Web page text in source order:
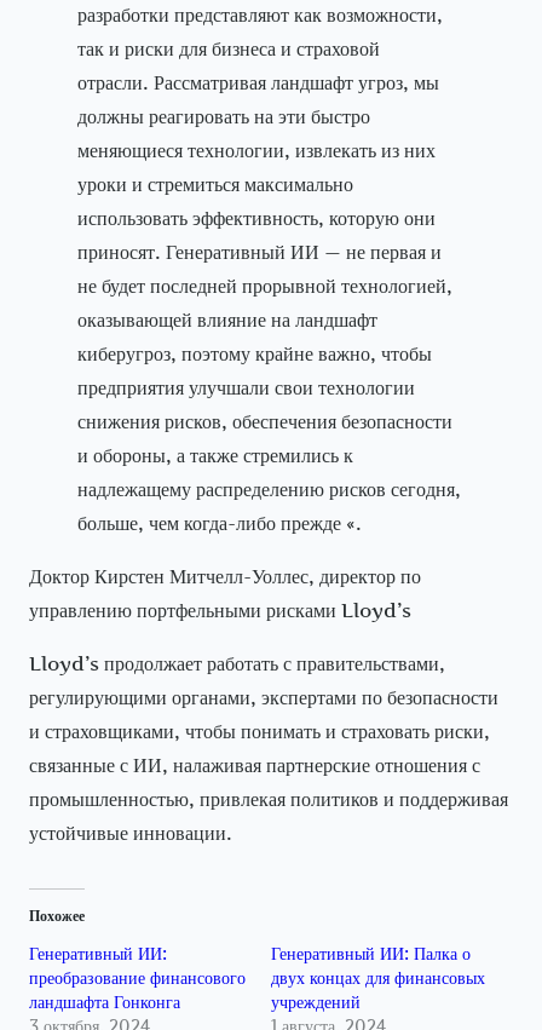
разработки представляют как возможности,
так и риски для бизнеса и страховой
отрасли. Рассматривая ландшафт угроз, мы
должны реагировать на эти быстро
меняющиеся технологии, извлекать из них
уроки и стремиться максимально
использовать эффективность, которую они
приносят. Генеративный ИИ — не первая и
не будет последней прорывной технологией,
оказывающей влияние на ландшафт
киберугроз, поэтому крайне важно, чтобы
предприятия улучшали свои технологии
снижения рисков, обеспечения безопасности
и обороны, а также стремились к
надлежащему распределению рисков сегодня,
больше, чем когда-либо прежде «.
Доктор Кирстен Митчелл-Уоллес, директор по
управлению портфельными рисками Lloyd’s
Lloyd’s продолжает работать с правительствами,
регулирующими органами, экспертами по безопасности
и страховщиками, чтобы понимать и страховать риски,
связанные с ИИ, налаживая партнерские отношения с
промышленностью, привлекая политиков и поддерживая
устойчивые инновации.
Похожее
Генеративный ИИ:
преобразование финансового
ландшафта Гонконга
3 октября, 2024
Генеративный ИИ: Палка о
двух концах для финансовых
учреждений
1 августа, 2024